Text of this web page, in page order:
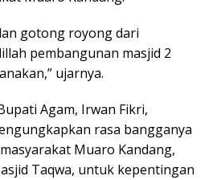
gotong royong dari
pembangunan masjid 2
ujarnya.
Agam, Irwan Fikri,
rasa bangganya
Muaro Kandang,
Taqwa, untuk kepentingan